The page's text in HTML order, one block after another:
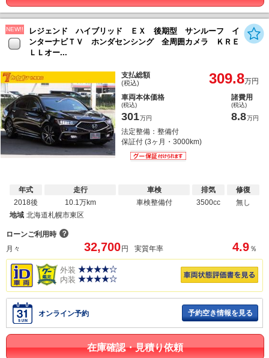
NEW!!
レジェンド ハイブリッド ＥＸ 後期型 サンルーフ イ
ンターナビＴＶ ホンダセンシング 全周囲カメラ ＫＲＥ
ＬＬオー...
支払総額
(税込) 309.8万円
車両本体価格
(税込)
301万円
諸費用
(税込)
8.8万円
法定整備：整備付
保証付 (3ヶ月・3000km)
年式
2018後
走行
10.1万km
車検
車検整備付
排気
3500cc
修復
無し
地域 北海道札幌市東区
ローンご利用時 ？
月々
32,700円 実質年率 4.9 ％
外装
内装
オンライン予約 予約空き情報を見る
在庫確認・見積り依頼